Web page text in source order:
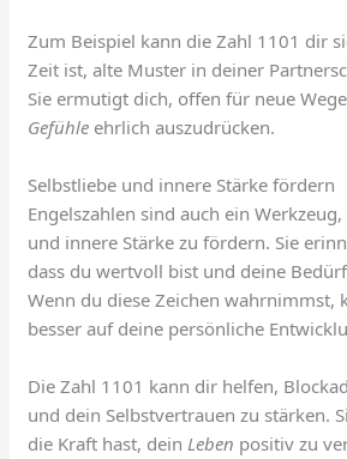
Zum Beispiel kann die Zahl 1101 dir
Zeit ist, alte Muster in deiner
Sie ermutigt dich, offen für neue
Gefühle ehrlich auszudrücken.
Selbstliebe und innere Stärke fördern
Engelszahlen sind auch ein
und innere Stärke zu fördern. Sie
dass du wertvoll bist und deine
Wenn du diese Zeichen wahrnimmst,
besser auf deine persönliche
Die Zahl 1101 kann dir helfen,
und dein Selbstvertrauen zu stärken.
die Kraft hast, deinLeben positiv zu